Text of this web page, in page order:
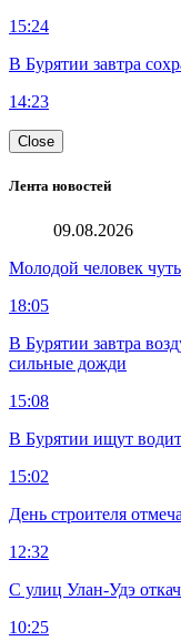
15:24
В Бурятии завтра
14:23
Close
Лента новостей
09.08.2026
Молодой человек
18:05
В Бурятии завтра
сильные дожди
15:08
В Бурятии ищут
15:02
День строителя
12:32
С улиц Улан-Удэ
10:25